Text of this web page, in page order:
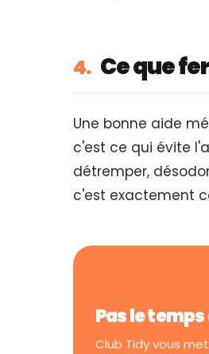
4. Ce que
Une bonne aide
c'est ce qui évite
détremper,
c'est exactement
Pas le
Club Tidy vous